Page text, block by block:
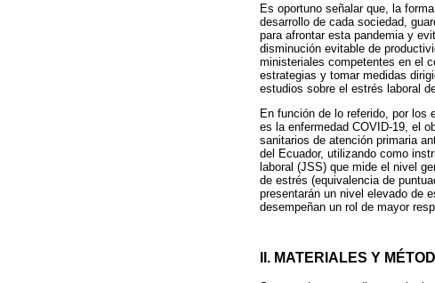
Es oportuno señalar que, la
desarrollo de cada sociedad,
para afrontar esta pandemia y
disminución evitable de
ministeriales competentes en el
estrategias y tomar medidas
estudios sobre el estrés laboral
En función de lo referido, por los
es la enfermedad COVID-19, el
sanitarios de atención primaria
del Ecuador, utilizando como
laboral (JSS) que mide el nivel
de estrés (equivalencia de
presentarán un nivel elevado de
desempeñan un rol de mayor
II. MATERIALES Y